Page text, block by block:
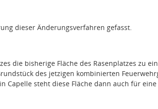
dieser Änderungsverfahren gefasst.
die bisherige Fläche des Rasenplatzes zu
des jetzigen kombinierten
Capelle steht diese Fläche dann auch für